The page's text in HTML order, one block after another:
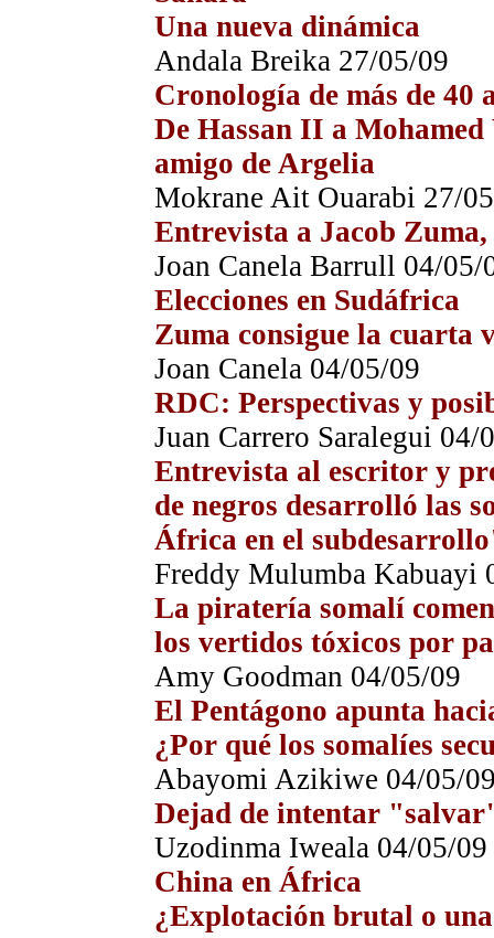
Una nueva dinámica
Andala Breika 27/05/09
Cronología de más de 40
De Hassan II a
amigo de Argelia
Mokrane Ait Ouarabi 27/
Entrevista a Jacob
Joan Canela Barrull 04/05/
Elecciones en Sudáfrica
Zuma consigue la cuarta
Joan Canela 04/05/09
RDC: Perspectivas y
Juan Carrero Saralegui 04/
Entrevista al escritor y
de negros desarrolló las
África en el
Freddy Mulumba Kabuayi
La piratería somalí
los vertidos tóxicos por
Amy Goodman 04/05/09
El Pentágono apunta
¿Por qué los somalíes
Abayomi Azikiwe 04/05/
Dejad de intentar
Uzodinma Iweala 04/05/09
China en África
¿Explotación brutal o